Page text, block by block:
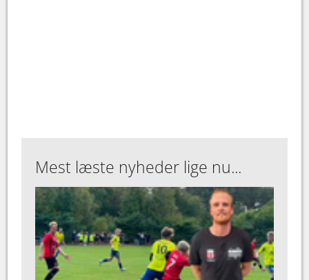
Mest læste nyheder lige nu...